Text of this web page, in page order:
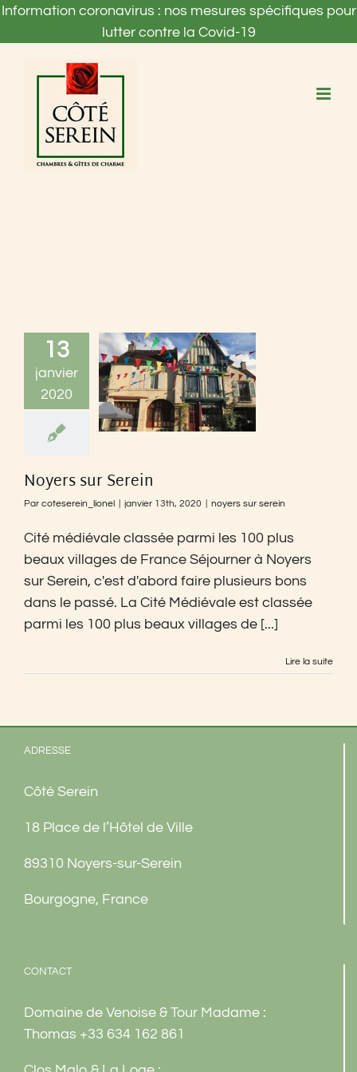
Passer
Information coronavirus : nos mesures spécifiques pour
lutter contre la Covid-19
13
janvier
2020
Noyers sur Serein
Par coteserein_lionel janvier 13th, 2020 noyers sur serein
Cité médiévale classée parmi les 100 plus
beaux villages de France Séjourner à Noyers
sur Serein, c'est d'abord faire plusieurs bons
dans le passé. La Cité Médiévale est classée
parmi les 100 plus beaux villages de [...]
Lire la suite
ADRESSE
Côté Serein
18 Place de l’Hôtel de Ville
89310 Noyers-sur-Serein
Bourgogne, France
CONTACT
Domaine de Venoise & Tour Madame :
Thomas +33 634 162 861